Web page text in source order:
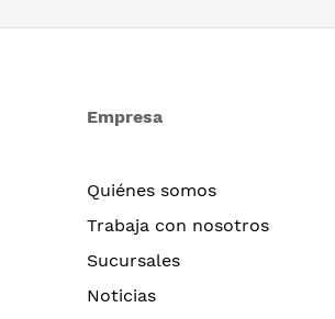
Empresa
Quiénes somos
Trabaja con nosotros
Sucursales
Noticias